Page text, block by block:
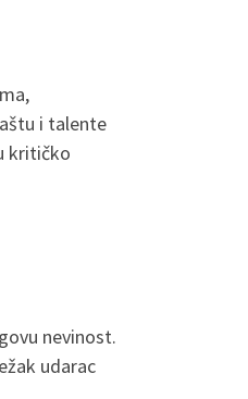
i talente
kritičko
nevinost.
udarac